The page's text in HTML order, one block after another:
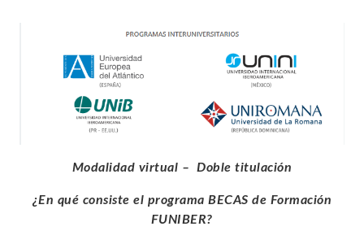
Modalidad virtual – Doble titulación
¿En qué consiste el programa BECAS de Formación
FUNIBER?